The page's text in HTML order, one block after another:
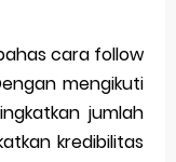
cara follow
mengikuti
jumlah
kredibilitas